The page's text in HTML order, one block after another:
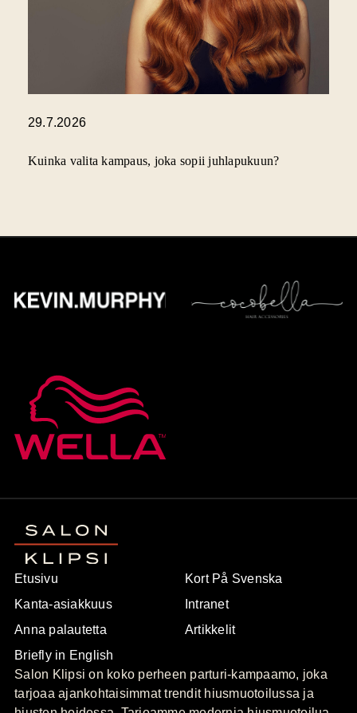
29.7.2026
Kuinka valita kampaus, joka sopii juhlapukuun?
Etusivu
Kanta-asiakkuus
Anna palautetta
Briefly in English
Kort På Svenska
Intranet
Artikkelit
Salon Klipsi on koko perheen parturi-kampaamo, joka
tarjoaa ajankohtaisimmat trendit hiusmuotoilussa ja